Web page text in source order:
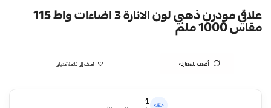
علاقي مودرن ذهبي لون الانارة 3 اضاءات واط 115
مقاس 1000 ملم
أضف للمقارنة أضف إلى قائمة أمنياتي
1